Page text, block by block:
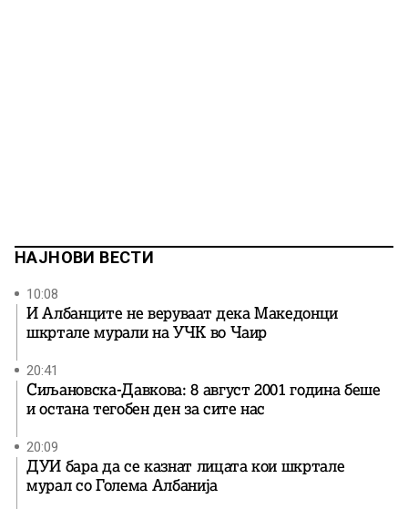
НАЈНОВИ ВЕСТИ
10:08
И Албанците не веруваат дека Македонци
шкртале мурали на УЧК во Чаир
20:41
Сиљановска-Давкова: 8 август 2001 година беше
и остана тегобен ден за сите нас
20:09
ДУИ бара да се казнат лицата кои шкртале
мурал со Голема Албанија